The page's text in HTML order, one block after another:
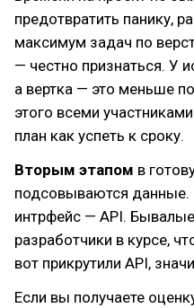
предотвратить панику,
максимум задач по
— честно признаться. У
а вертка — это меньше
этого всеми
план как успеть к сроку.
Вторым этапом в
подсовываются данные.
интрфейс — API.
разработчики в курсе,
вот прикрутили API,
Если вы получаете